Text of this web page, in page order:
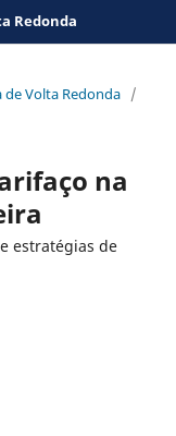
Redonda
de Volta Redonda /
na
estratégias de